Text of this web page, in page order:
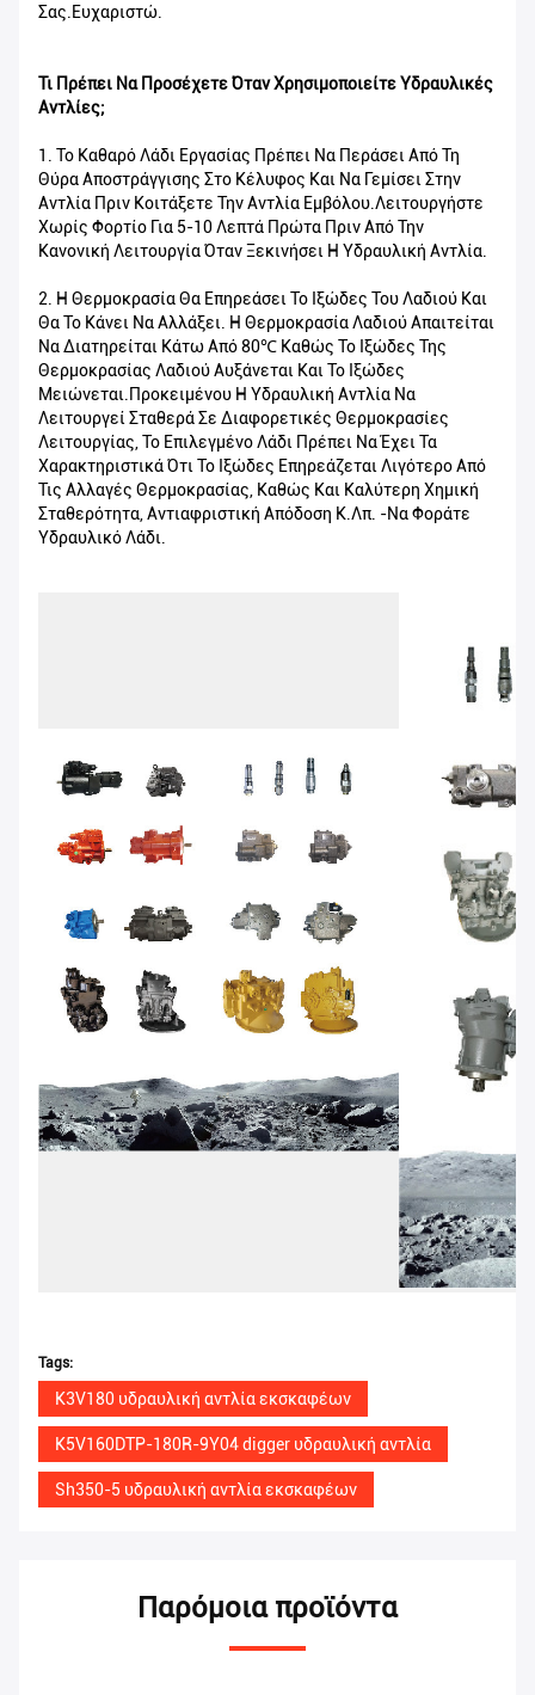
Σας.Ευχαριστώ.
Τι Πρέπει Να Προσέχετε Όταν Χρησιμοποιείτε Υδραυλικές
Αντλίες;
1. Το Καθαρό Λάδι Εργασίας Πρέπει Να Περάσει Από Τη
Θύρα Αποστράγγισης Στο Κέλυφος Και Να Γεμίσει Στην
Αντλία Πριν Κοιτάξετε Την Αντλία Εμβόλου.Λειτουργήστε
Χωρίς Φορτίο Για 5-10 Λεπτά Πρώτα Πριν Από Την
Κανονική Λειτουργία Όταν Ξεκινήσει Η Υδραυλική Αντλία.
2. Η Θερμοκρασία Θα Επηρεάσει Το Ιξώδες Του Λαδιού Και
Θα Το Κάνει Να Αλλάξει. Η Θερμοκρασία Λαδιού Απαιτείται
Να Διατηρείται Κάτω Από 80℃ Καθώς Το Ιξώδες Της
Θερμοκρασίας Λαδιού Αυξάνεται Και Το Ιξώδες
Μειώνεται.Προκειμένου Η Υδραυλική Αντλία Να
Λειτουργεί Σταθερά Σε Διαφορετικές Θερμοκρασίες
Λειτουργίας, Το Επιλεγμένο Λάδι Πρέπει Να Έχει Τα
Χαρακτηριστικά Ότι Το Ιξώδες Επηρεάζεται Λιγότερο Από
Τις Αλλαγές Θερμοκρασίας, Καθώς Και Καλύτερη Χημική
Σταθερότητα, Αντιαφριστική Απόδοση Κ.λπ. -Να Φοράτε
Υδραυλικό Λάδι.
Tags:
K3V180 υδραυλική αντλία εκσκαφέων
K5V160DTP-180R-9Y04 digger υδραυλική αντλία
Sh350-5 υδραυλική αντλία εκσκαφέων
Παρόμοια προϊόντα